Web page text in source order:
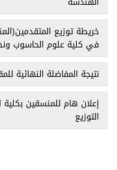
خريطة توزيع
في كلية علوم الحاسوب
نتيجة المفاضلة النهائية
إعلان هام للمنسقين بكلية
التوزيع